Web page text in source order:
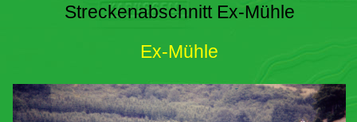
Streckenabschnitt Ex-Mühle
Ex-Mühle